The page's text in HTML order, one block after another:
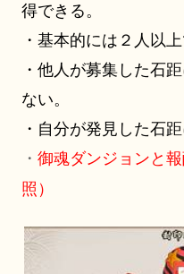
得できる。
・基本的には２人以
・他人が募集した石
ない。
・自分が発見した石
・ 御魂ダンジョンと
照）